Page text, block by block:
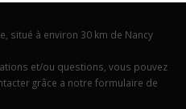
situé à environ 30 km de Nancy
et/ou questions, vous pouvez
grâce a notre formulaire de